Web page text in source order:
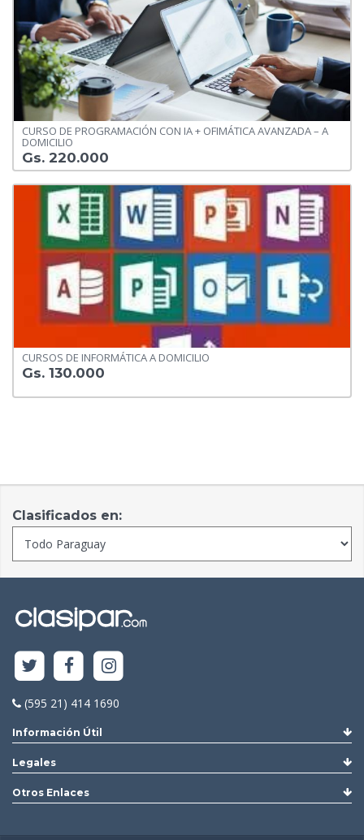
CURSO DE PROGRAMACIÓN CON IA + OFIMÁTICA AVANZADA – A
DOMICILIO
Gs. 220.000
CURSOS DE INFORMÁTICA A DOMICILIO
Gs. 130.000
Clasificados en:
(595 21) 414 1690
Información Útil
Legales
Otros Enlaces